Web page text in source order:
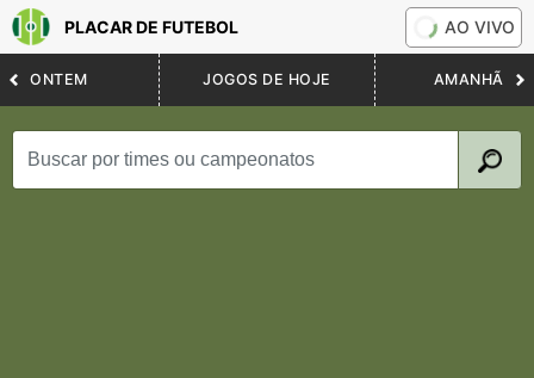
PLACAR DE FUTEBOL AO VIVO
ONTEM JOGOS DE HOJE AMANHÃ